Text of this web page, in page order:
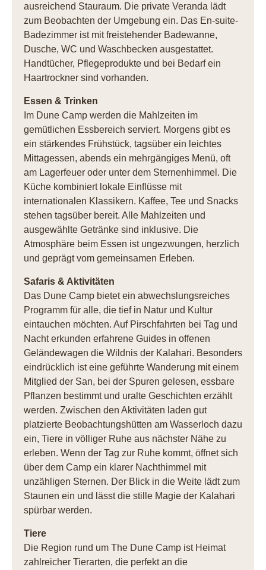
ausreichend Stauraum. Die private Veranda lädt
zum Beobachten der Umgebung ein. Das En-suite-
Badezimmer ist mit freistehender Badewanne,
Dusche, WC und Waschbecken ausgestattet.
Handtücher, Pflegeprodukte und bei Bedarf ein
Haartrockner sind vorhanden.
Essen & Trinken
Im Dune Camp werden die Mahlzeiten im
gemütlichen Essbereich serviert. Morgens gibt es
ein stärkendes Frühstück, tagsüber ein leichtes
Mittagessen, abends ein mehrgängiges Menü, oft
am Lagerfeuer oder unter dem Sternenhimmel. Die
Küche kombiniert lokale Einflüsse mit
internationalen Klassikern. Kaffee, Tee und Snacks
stehen tagsüber bereit. Alle Mahlzeiten und
ausgewählte Getränke sind inklusive. Die
Atmosphäre beim Essen ist ungezwungen, herzlich
und geprägt vom gemeinsamen Erleben.
Safaris & Aktivitäten
Das Dune Camp bietet ein abwechslungsreiches
Programm für alle, die tief in Natur und Kultur
eintauchen möchten. Auf Pirschfahrten bei Tag und
Nacht erkunden erfahrene Guides in offenen
Geländewagen die Wildnis der Kalahari. Besonders
eindrücklich ist eine geführte Wanderung mit einem
Mitglied der San, bei der Spuren gelesen, essbare
Pflanzen bestimmt und uralte Geschichten erzählt
werden. Zwischen den Aktivitäten laden gut
platzierte Beobachtungshütten am Wasserloch dazu
ein, Tiere in völliger Ruhe aus nächster Nähe zu
erleben. Wenn der Tag zur Ruhe kommt, öffnet sich
über dem Camp ein klarer Nachthimmel mit
unzähligen Sternen. Der Blick in die Weite lädt zum
Staunen ein und lässt die stille Magie der Kalahari
spürbar werden.
Tiere
Die Region rund um The Dune Camp ist Heimat
zahlreicher Tierarten, die perfekt an die